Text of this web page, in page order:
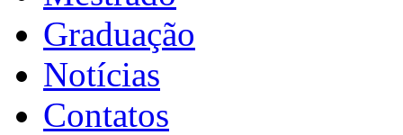
Graduação
Notícias
Contatos